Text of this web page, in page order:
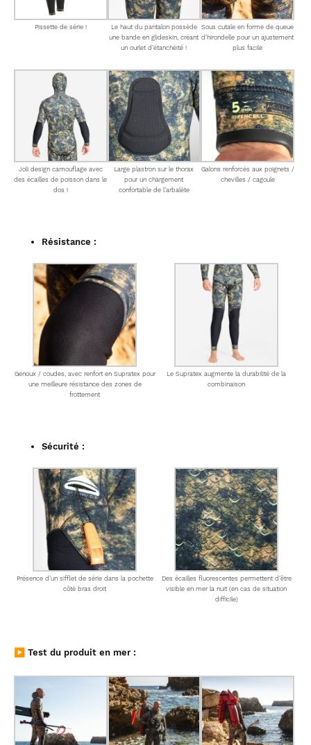
Pissette de série !
Le haut du pantalon possède
une bande en glideskin, créant
un ourlet d’étanchéité !
Sous cutale en forme de queue
d’hirondelle pour un ajustement
plus facile
Joli design camouflage avec
des écailles de poisson dans le
dos !
Large plastron sur le thorax
pour un chargement
confortable de l’arbalète
Galons renforcés aux poignets /
chevilles / cagoule
Résistance :
Genoux / coudes, avec renfort en Supratex pour
une meilleure résistance des zones de
frottement
Le Supratex augmente la durabilité de la
combinaison
Sécurité :
Présence d’un sifflet de série dans la pochette
côté bras droit
Des écailles fluorescentes permettent d’être
visible en mer la nuit (en cas de situation
difficile)
▶ Test du produit en mer :